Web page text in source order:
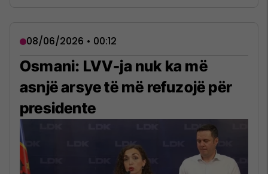
08/06/2026 • 00:12
Osmani: LVV-ja nuk ka më
asnjë arsye të më refuzojë për
presidente